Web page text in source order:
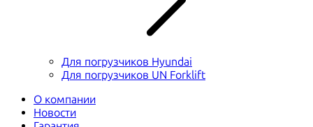
Для погрузчиков Hyundai
Для погрузчиков UN Forklift
О компании
Новости